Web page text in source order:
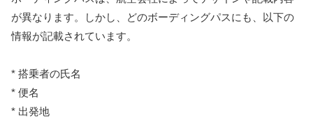
が異なります。しかし、どのボーディングパスにも、以下の
情報が記載されています。
* 搭乗者の氏名
* 便名
* 出発地